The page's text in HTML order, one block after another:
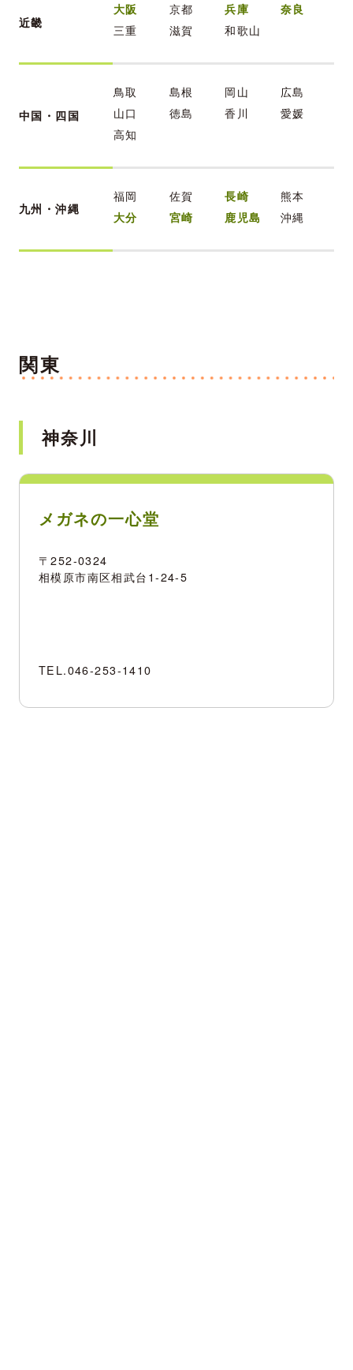
近畿
大阪 京都 兵庫
奈良
三重
滋賀 和歌山
中国・四国
鳥取 島根 岡山
広島
山口
徳島 香川
愛媛
高知
九州・沖縄
福岡 佐賀 長崎
熊本
大分
宮崎 鹿児島 沖縄
関東
神奈川
メガネの一心堂
〒252-0324
相模原市南区相武台1-24-5
TEL.046-253-1410